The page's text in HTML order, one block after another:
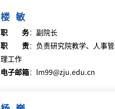
楼 敏
职务： 副院长
职责： 负责研究院教学、人事管
理工作
电子邮箱： lm99@zju.edu.cn